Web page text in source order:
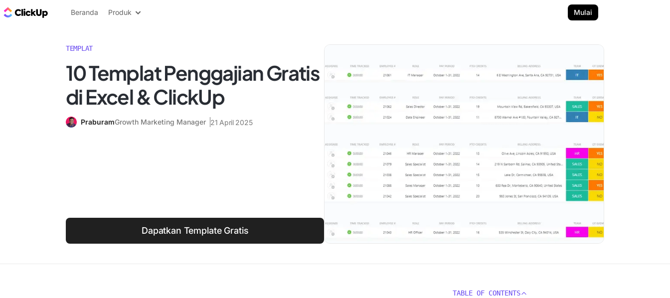
Blog ClickUp
Beranda Produk Mulai
TEMPLAT
10 Templat Penggajian Gratis
di Excel & ClickUp
PraburamGrowth Marketing Manager 21 April 2025
Dapatkan Template Gratis
TABLE OF CONTENTS